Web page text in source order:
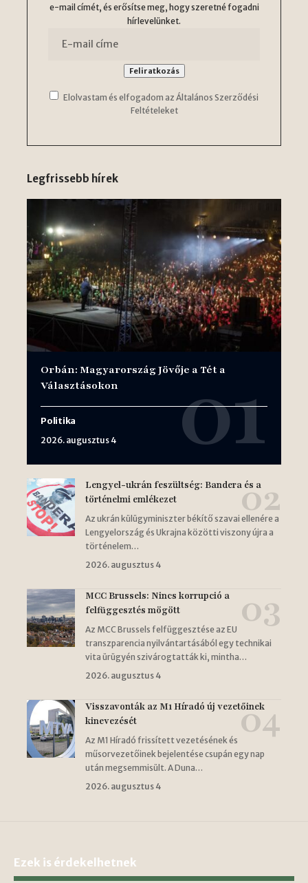
e-mail címét, és erősítse meg, hogy szeretné fogadni
hírlevelünket.
Elolvastam és elfogadom az Általános Szerződési
Feltételeket
Legfrissebb hírek
Orbán: Magyarország Jövője a Tét a
Választásokon
Politika
2026. augusztus 4
Lengyel-ukrán feszültség: Bandera és a
történelmi emlékezet
Az ukrán külügyminiszter békítő szavai ellenére a
Lengyelország és Ukrajna közötti viszony újra a
történelem…
2026. augusztus 4
MCC Brussels: Nincs korrupció a
felfüggesztés mögött
Az MCC Brussels felfüggesztése az EU
transzparencia nyilvántartásából egy technikai
vita ürügyén szivárogtatták ki, mintha…
2026. augusztus 4
Visszavonták az M1 Híradó új vezetőinek
kinevezését
Az M1 Híradó frissített vezetésének és
műsorvezetőinek bejelentése csupán egy nap
után megsemmisült. A Duna…
2026. augusztus 4
Ezek is érdekelhetnek